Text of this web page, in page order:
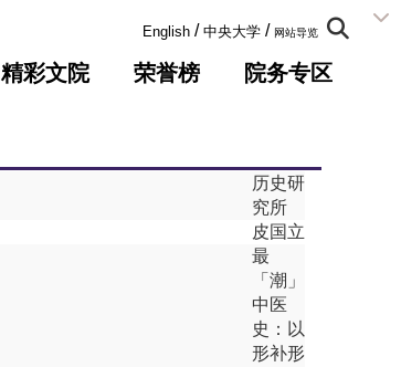
English / 中央大学 / 网站导览
精彩文院 荣誉榜 院务专区
历史研
究所
皮国立
最
「潮」
中医
史：以
形补形